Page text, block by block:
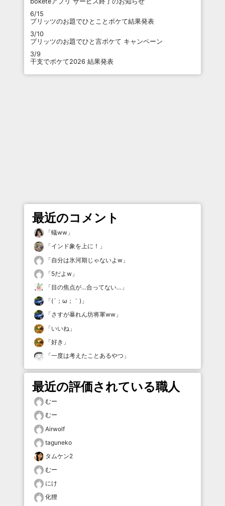
6/15
プリッツのお題でひとことボケて結果発表
3/10
プリッツのお題でひと言ボケて キャンペーン
3/9
干支でボケて2026 結果発表
最近のコメント
「蟻ww 」
「インド象を上に！ 」
「自分は氷河期じゃないよw 」
「5だよw 」
「目の焦点が…合ってない… 」
「(´；ω；｀) 」
「さすが暴れん坊将軍ww 」
「いいね 」
「好き 」
「一度は考えたことあるやつ 」
最近の評価されている職人
むー
むー
Airwolf
taguneko
タムケン2
むー
にけ
化狸